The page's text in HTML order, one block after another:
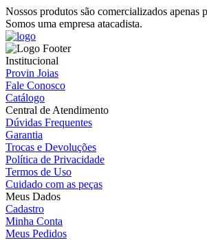
Nossos produtos são comercializados apenas
Somos uma empresa atacadista.
Institucional
Provin Joias
Fale Conosco
Catálogo
Central de Atendimento
Dúvidas Frequentes
Garantia
Trocas e Devoluções
Política de Privacidade
Termos de Uso
Cuidado com as peças
Meus Dados
Cadastro
Minha Conta
Meus Pedidos